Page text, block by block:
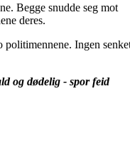
Begge snudde seg mot
deres.
Ingen
og dødelig - spor feid